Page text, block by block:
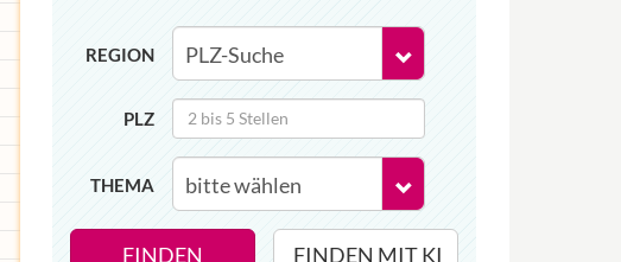
REGION
PLZ
THEMA
FINDEN FINDEN MIT KI